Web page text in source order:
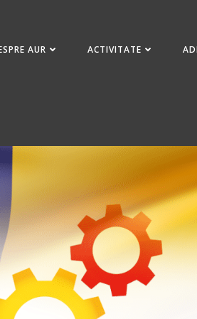
AUR ACTIVITATE